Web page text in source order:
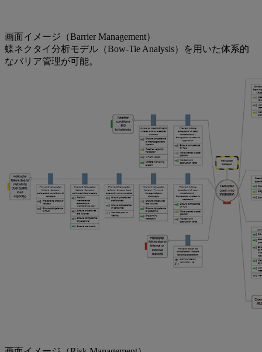
画面イメージ（Barrier Management）
蝶ネクタイ分析モデル（Bow-Tie Analysis）を用いた体系的
なバリア管理が可能。